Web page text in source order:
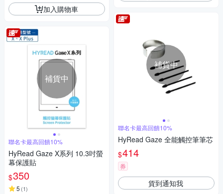
加入購物車
補貨中
聯名卡最高回饋10%
HyRead Gaze X系列 10.3吋螢
幕保護貼
$350
5 (1)
補貨中
聯名卡最高回饋10%
HyRead Gaze 全能觸控筆筆芯
$414
券
貨到通知我